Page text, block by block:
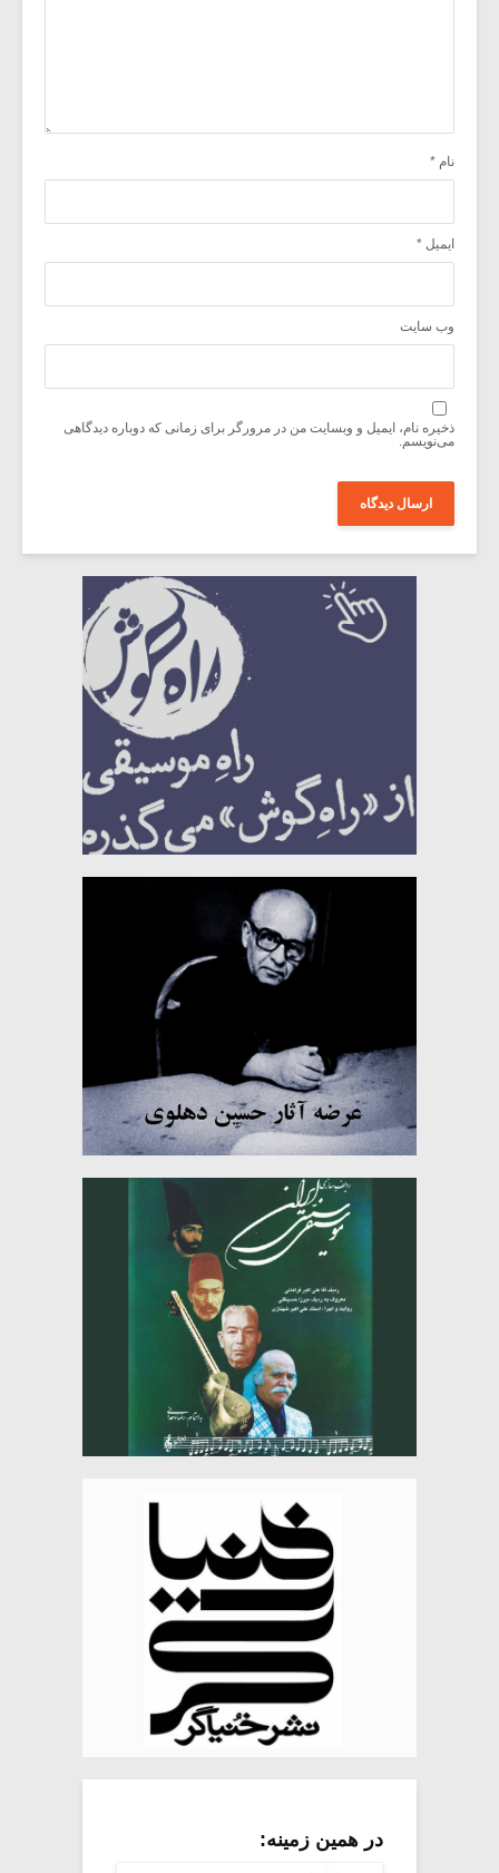
نام *
ایمیل *
وب‌ سایت
ذخیره نام، ایمیل و وبسایت من در مرورگر برای زمانی که دوباره دیدگاهی
می‌نویسم.
در همین زمینه: